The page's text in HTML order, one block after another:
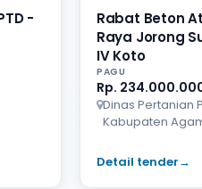
-
Rabat Beton
Raya Jorong
IV Koto
PAGU
Rp.
Dinas Pertanian
Kabupaten
Detail tender→